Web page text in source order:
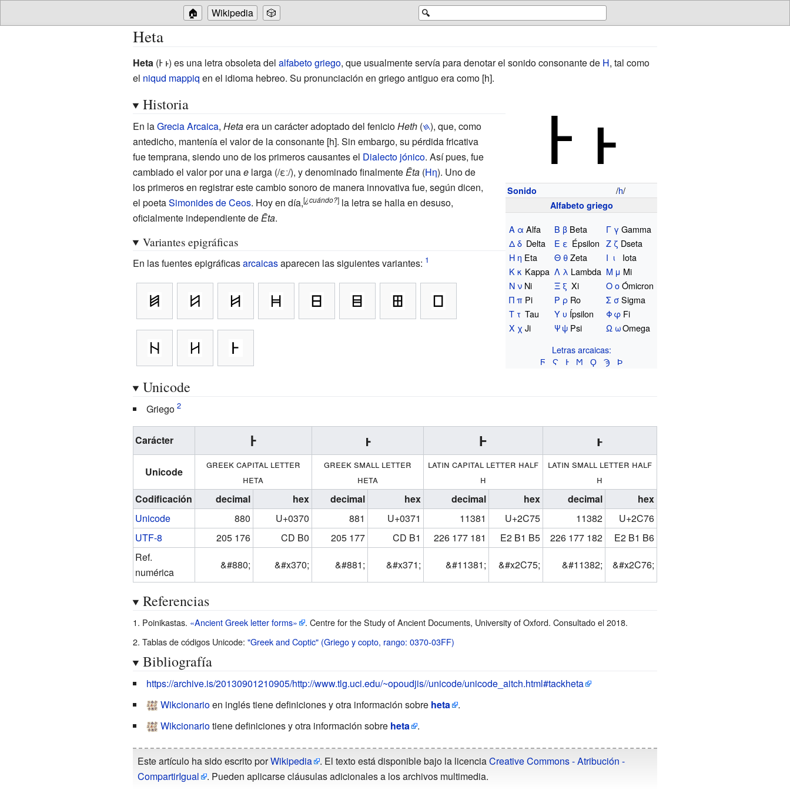
🔍
🏠 Wikipedia 🎲
Heta
Heta (Ͱ ͱ) es una letra obsoleta del alfabeto griego, que usualmente servía para denotar el sonido consonante de Η, tal como
el niqud mappiq en el idioma hebreo. Su pronunciación en griego antiguo era como [h].
Ͱ ͱ
Sonido /h/
Alfabeto griego
Α α Alfa Β β Beta Γ γ Gamma
Δδ Delta Ε ε Épsilon Ζ ζ Dseta
Η η Eta Θ θZeta Ι ι
Iota
Κ κ Kappa Λ λ Lambda Μ μ Mi
Νν Ni Ξ ξ Xi ΟοÓmicron
Ππ Pi Ρ ρ Ro Σ σSigma
Τ τ Tau Υ υ Ípsilon Φφ Fi
Χ χ Ji Ψψ Psi Ω ωOmega
Letras arcaicas:
Ϝ
Ϛ Ͱ Ϻ Ϙ Ϡ Ϸ
Historia
En laGrecia Arcaica, Hetaera un carácter adoptado del fenicioHeth(𐤇), que, como
antedicho, mantenía el valor de la consonante [h]. Sin embargo, su pérdida fricativa
fue temprana, siendo uno de los primeros causantes el Dialecto jónico. Así pues, fue
cambiado el valor por unaelarga (/εː/), y denominado finalmente Ēta(Ηη). Uno de
los primeros en registrar este cambio sonoro de manera innovativa fue, según dicen,
el poetaSimonides de Ceos. Hoy en día,[¿cuándo?]la letra se halla en desuso,
oficialmente independiente de Ēta.
Variantes epigráficas
En las fuentes epigráficasarcaicasaparecen las siguientes variantes:
Unicode
Griego
Carácter Ͱ ͱ Ⱶ ⱶ
Unicode
greek capital letter
heta
greek small letter
heta
latin capital letter half
h
latin small letter half
h
Codificación
decimal hex decimal hex decimal hex decimal
hex
Unicode
880 U+0370 881 U+0371 11381 U+2C75 11382
U+2C76
UTF-8
205 176 CD B0 205 177 CD B1 226 177 181 E2 B1 B5 226 177 182 E2 B1 B6
Ref.
numérica
&#880; &#x370; &#881; &#x371; &#11381; &#x2C75; &#11382; &#x2C76;
Referencias
Poinikastas. «Ancient Greek letter forms» . Centre for the Study of Ancient Documents, University of Oxford. Consultado el 2018.
Tablas de códigos Unicode: "Greek and Coptic" (Griego y copto, rango: 0370-03FF)
Bibliografía
https://archive.is/20130901210905/http://www.tlg.uci.edu/~opoudjis//unicode/unicode_aitch.html#tackheta
Wikcionarioen inglés tiene definiciones y otra información sobre heta .
Wikcionariotiene definiciones y otra información sobre heta .
Este artículo ha sido escrito porWikipedia . El texto está disponible bajo la licenciaCreative Commons - Atribución -
CompartirIgual . Pueden aplicarse cláusulas adicionales a los archivos multimedia.